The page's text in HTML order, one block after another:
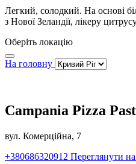
Легкий, солодкий. На основі
з Нової Зеландії, лікеру
Оберіть локацію
На головну
Campania Pizza
вул. Комерційна, 7
+380686320912 Переглянути